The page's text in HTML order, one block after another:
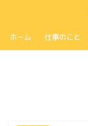
ホーム 仕事のこと